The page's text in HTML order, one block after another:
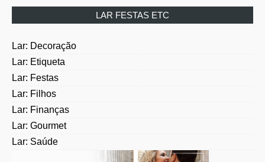
LAR FESTAS ETC
Lar: Decoração
Lar: Etiqueta
Lar: Festas
Lar: Filhos
Lar: Finanças
Lar: Gourmet
Lar: Saúde